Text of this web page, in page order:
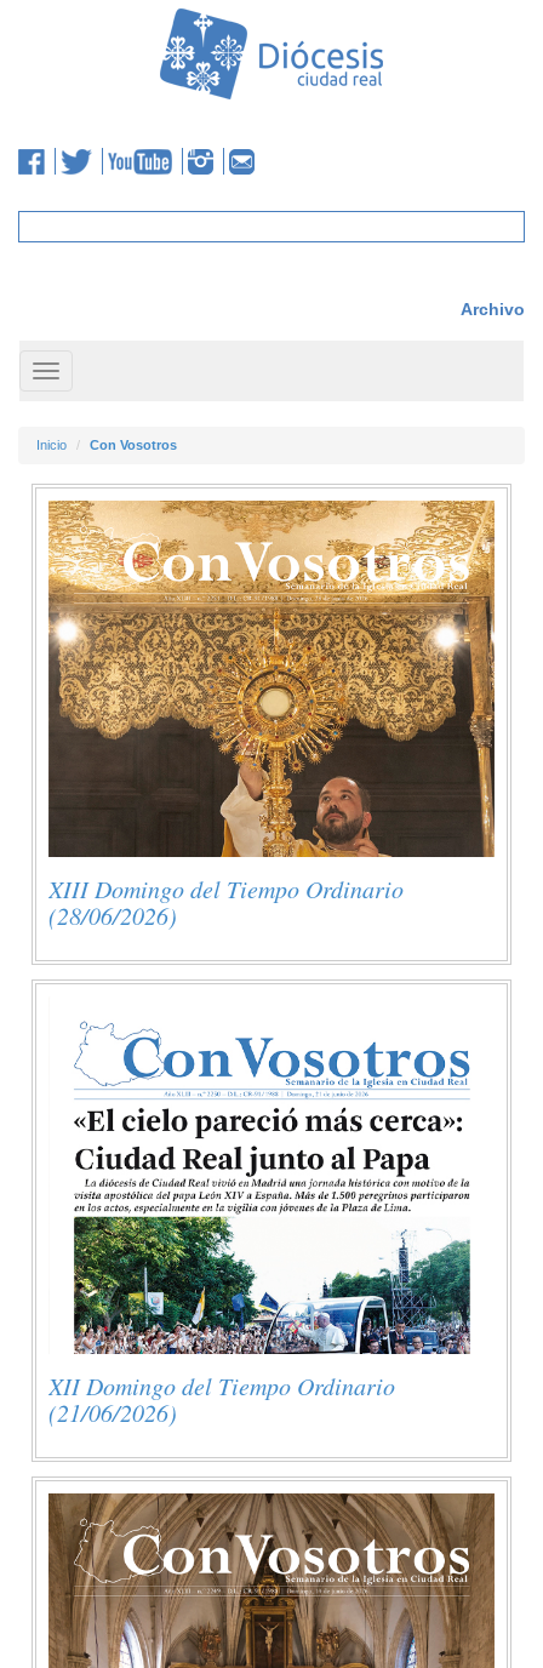
Archivo
Toggle
navigation
Inicio Con Vosotros
XIII Domingo del Tiempo Ordinario
(28/06/2026)
XII Domingo del Tiempo Ordinario
(21/06/2026)